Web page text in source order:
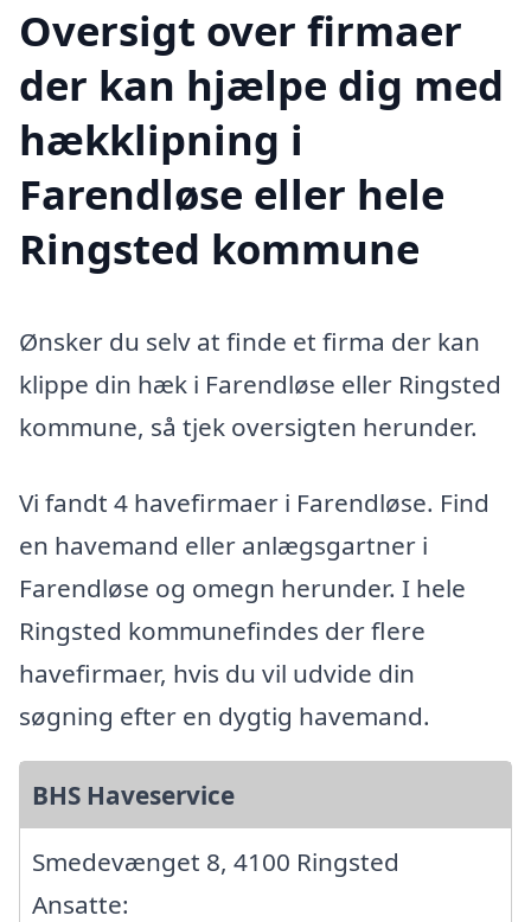
Oversigt over firmaer
der kan hjælpe dig med
hækklipning i
Farendløse eller hele
Ringsted kommune
Ønsker du selv at finde et firma der kan
klippe din hæk i Farendløse eller Ringsted
kommune, så tjek oversigten herunder.
Vi fandt 4 havefirmaer i Farendløse. Find
en havemand eller anlægsgartner i
Farendløse og omegn herunder. I hele
Ringsted kommunefindes der flere
havefirmaer, hvis du vil udvide din
søgning efter en dygtig havemand.
BHS Haveservice
Smedevænget 8, 4100 Ringsted
Ansatte: